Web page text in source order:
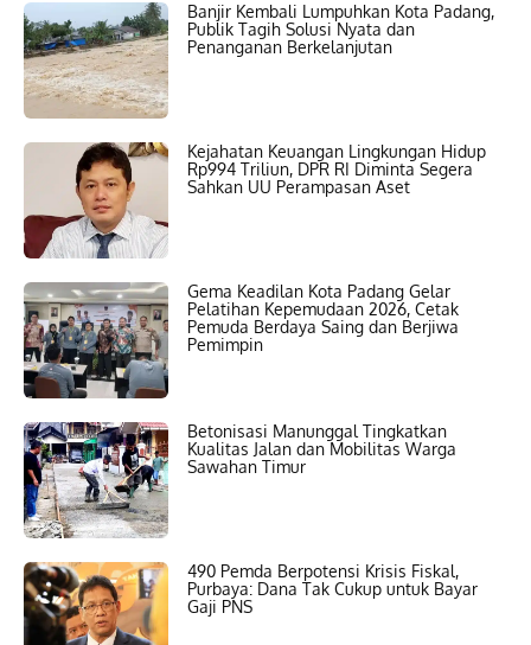
Banjir Kembali Lumpuhkan Kota Padang,
Publik Tagih Solusi Nyata dan
Penanganan Berkelanjutan
Kejahatan Keuangan Lingkungan Hidup
Rp994 Triliun, DPR RI Diminta Segera
Sahkan UU Perampasan Aset
Gema Keadilan Kota Padang Gelar
Pelatihan Kepemudaan 2026, Cetak
Pemuda Berdaya Saing dan Berjiwa
Pemimpin
Betonisasi Manunggal Tingkatkan
Kualitas Jalan dan Mobilitas Warga
Sawahan Timur
490 Pemda Berpotensi Krisis Fiskal,
Purbaya: Dana Tak Cukup untuk Bayar
Gaji PNS